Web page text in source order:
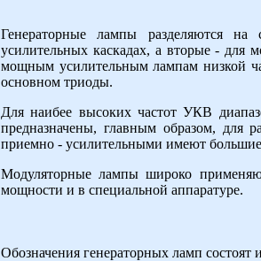
Генераторные лампы разделяются
усилительных каскадах, а вторые - для
мощным усилительным лампам низкой
основном триоды.
Для наибее высоких частот УКВ
предназначены, главным образом, для
приемно - усилительными имеют
Модуляторные лампы широко
мощности и в специальной аппаратуре.
Обозначения генераторных ламп